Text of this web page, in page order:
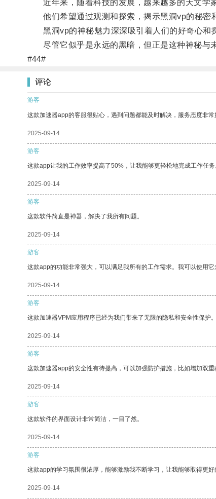
近年来，随着科技的发展，越来越多的天文学
他们希望通过观测和探索，揭示黑洞vp的秘密
黑洞vp的神秘魅力深深吸引着人们的好奇心和
尽管它似乎是永远的黑暗，但正是这种神秘与
#44#
评论
游客
这款加速器app的客服很贴心，遇到问题都能及时解决，服务态度非常
2025-09-14
游客
这款app让我的工作效率提高了50%，让我能够更轻松地完成工作任
2025-09-14
游客
这款软件简直是神器，解决了我所有问题。
2025-09-14
游客
这款app的功能非常强大，可以满足我所有的工作需求。我可以使用
2025-09-14
游客
这款加速器VPM应用程序已经为我们带来了无限的隐私和安全性保护。
2025-09-14
游客
这款加速器app的安全性有待提高，可以加强防护措施，比如增加双重
2025-09-14
游客
这款软件的界面设计非常简洁，一目了然。
2025-09-14
游客
这款app的学习氛围很浓厚，能够激励我不断学习，让我能够取得更好
2025-09-14